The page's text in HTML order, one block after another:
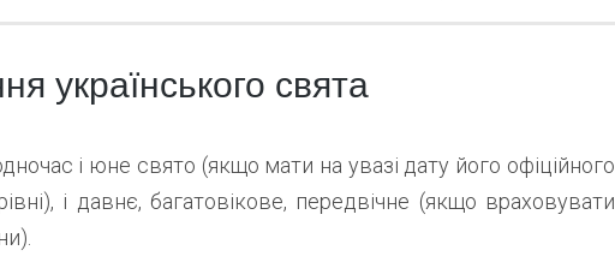
українського свята
і юне свято (якщо мати на увазі дату його офіційного
і давнє, багатовікове, передвічне (якщо враховувати